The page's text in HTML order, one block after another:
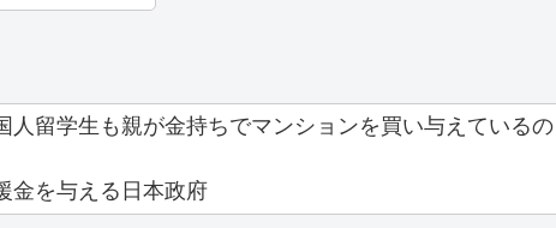
人留学生も親が金持ちでマンションを買い与えているの
金を与える日本政府